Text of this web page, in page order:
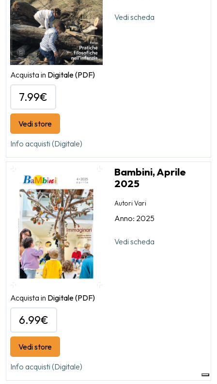
Vedi scheda
Acquista in Digitale(PDF)
7.99€
Vedi store
Info acquisti (Digitale)
Bambini, Aprile
2025
Autori Vari
Anno: 2025
Vedi scheda
Acquista in Digitale(PDF)
6.99€
Vedi store
Info acquisti (Digitale)